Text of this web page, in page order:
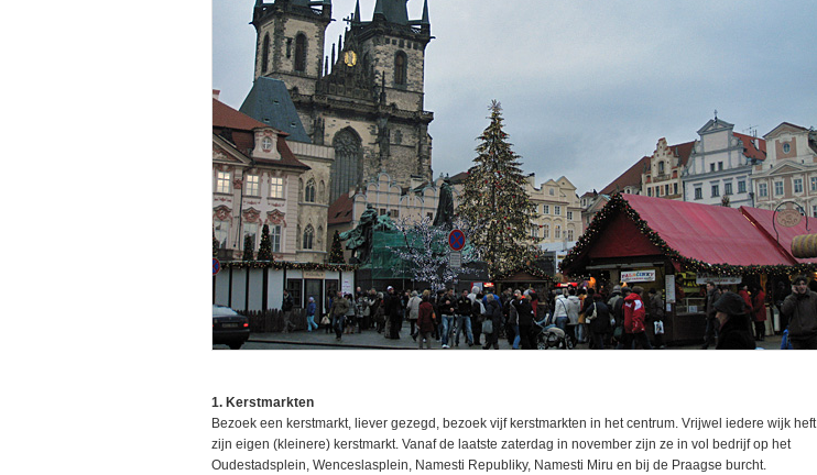
1. Kerstmarkten
Bezoek een kerstmarkt, liever gezegd, bezoek vijf kerstmarkten in het centrum. Vrijwel iedere wijk heft
zijn eigen (kleinere) kerstmarkt. Vanaf de laatste zaterdag in november zijn ze in vol bedrijf op het
Oudestadsplein, Wenceslasplein, Namesti Republiky, Namesti Miru en bij de Praagse burcht.